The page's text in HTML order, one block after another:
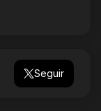
Seguir